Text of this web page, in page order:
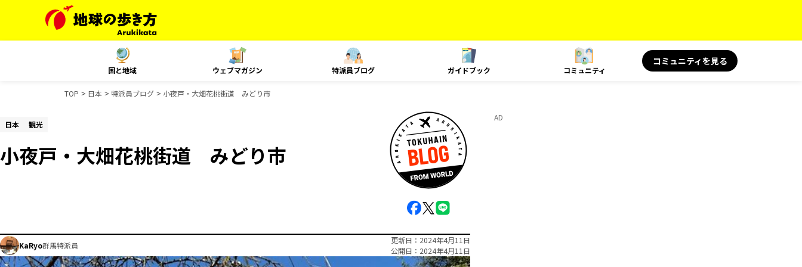
国と地域 ウェブマガジン 特派員ブログ ガイドブック コミュニティ
コミュニティを見る
TOP 日本 特派員ブログ 小夜戸・大畑花桃街道 みどり市
日本 観光
小夜戸・大畑花桃街道 みどり市
KaRyo群馬特派員
更新日
2024年4月11日
公開日
2024年4月11日
AD